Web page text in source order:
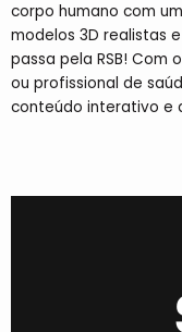
corpo humano com
modelos 3D realistas
passa pela RSB! Com
ou profissional de
conteúdo interativo e